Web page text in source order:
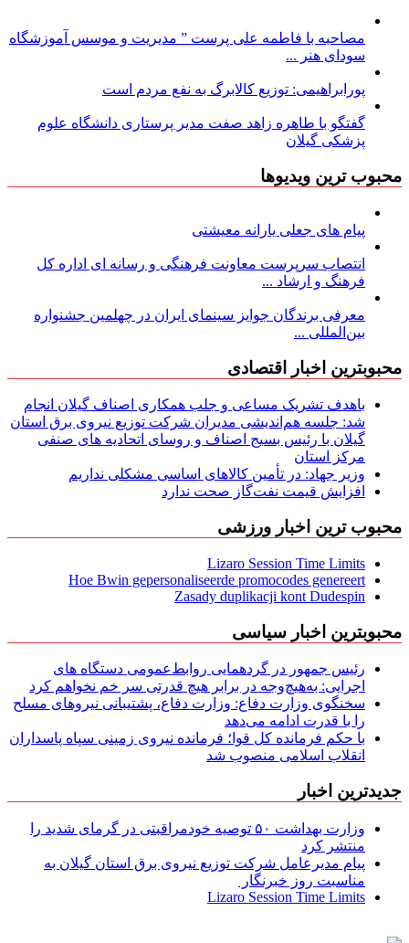
مصاحبه با فاطمه علی پرست ” مدیریت و موسس آموزشگاه
سودای هنر ...
پورابراهیمی: توزیع کالابرگ به نفع مردم است
گفتگو با طاهره زاهد صفت مدیر پرستاری دانشگاه علوم
پزشکی گیلان
محبوب ترین ویدیوها
پیام های جعلی یارانه معیشتی
انتصاب سرپرست معاونت فرهنگی و رسانه ای اداره کل
فرهنگ و ارشاد ...
معرفی برندگان جوایز سینمای ایران در چهلمین جشنواره
بین‌المللی ...
محبوبترین اخبار اقتصادی
باهدف تشریک مساعی و جلب همکاری اصناف گیلان انجام
شد: جلسه هم‌اندیشی مدیران شركت توزیع نیروی برق استان
گیلان با رئیس بسیج اصناف و روسای اتحادیه های صنفی
مركز استان
وزیر جهاد: در تأمین کالاهای اساسی مشکلی نداریم
افزایش قیمت نفت‌گاز صحت ندارد
محبوب ترین اخبار ورزشی
Lizaro Session Time Limits
Hoe Bwin gepersonaliseerde promocodes genereert
Zasady duplikacji kont Dudespin
محبوبترین اخبار سیاسی
رئیس جمهور در گردهمایی روابط‌عمومی دستگاه های
اجرایی: به‌هیچ‌وجه در برابر هیچ قدرتی سر خم نخواهم کرد
سخنگوی وزارت دفاع: وزارت دفاع، پشتیبانی نیرو‌های مسلح
را با قدرت ادامه می‌دهد
با حکم فرمانده کل قوا؛ فرمانده نیروی زمینی سپاه پاسداران
انقلاب اسلامی منصوب شد
جدیدترین اخبار
وزارت بهداشت ۵۰ توصیه خودمراقبتی در گرمای شدید را
منتشر کرد
پیام مدیرعامل شركت توزیع نیروی برق استان گیلان به
مناسبت روز خبرنگار ‌
Lizaro Session Time Limits